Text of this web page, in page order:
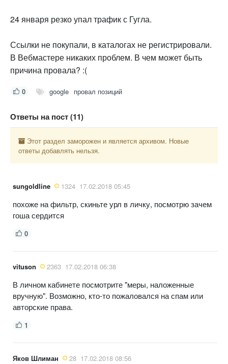
24 января резко упал трафик с Гугла.
Ссылки не покупали, в каталогах не регистрировали.
В Вебмастере никаких проблем. В чем может быть
причина провала? :(
0 google провал позиций
Ответы на пост (11)
Этот раздел заморожен и является архивом. Новые
ответы добавлять нельзя.
sungoldline 1324 17.02.2018 05:45
похоже на фильтр, скиньте урл в личку, посмотрю зачем
гоша сердится
0
vituson 2363 17.02.2018 06:38
В личном кабинете посмотрите "меры, наложенные
вручную". Возможно, кто-то пожаловался на спам или
авторские права.
1
Яков Шлиман 28 17.02.2018 08:56